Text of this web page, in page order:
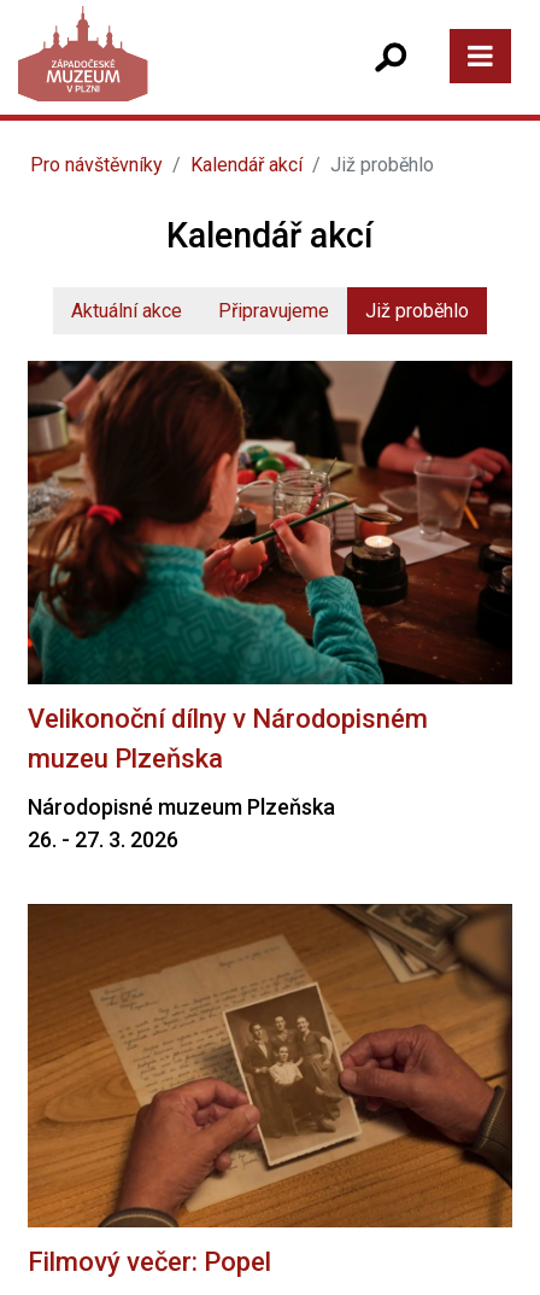
Pro návštěvníky Kalendář akcí Již proběhlo
Kalendář akcí
Aktuální akce Připravujeme Již proběhlo
Velikonoční dílny v Národopisném
muzeu Plzeňska
Národopisné muzeum Plzeňska
26. - 27. 3. 2026
Filmový večer: Popel